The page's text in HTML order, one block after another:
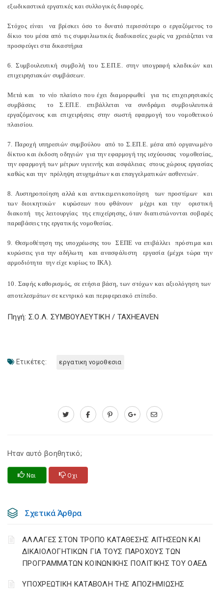
εξωδικαστικά εργατικές και συλλογικές διαφορές.
Στόχος είναι να βρίσκει όσο το δυνατό περισσότερο ο εργαζόμενος το
δίκιο του μέσα από τις συμφιλιωτικές διαδικασίες χωρίς να χρειάζεται να
προσφεύγει στα δικαστήρια
6. Συμβουλευτική συμβολή του Σ.ΕΠ.Ε. στην υπογραφή κλαδικών και
επιχειρησιακών συμβάσεων.
Μετά και το νέο πλαίσιο που έχει διαμορφωθεί για τις επιχειρησιακές
συμβάσεις το Σ.ΕΠ.Ε. επιβάλλεται να συνδράμει συμβουλευτικά
εργαζόμενους και επιχειρήσεις στην σωστή εφαρμογή του νομοθετικού
πλαισίου.
7. Παροχή υπηρεσιών συμβούλου από το Σ.ΕΠ.Ε. μέσα από οργανωμένο
δίκτυο και έκδοση οδηγιών για την εφαρμογή της ισχύουσας νομοθεσίας,
την εφαρμογή των μέτρων υγιεινής και ασφάλειας στους χώρους εργασίας
καθώς και την πρόληψη ατυχημάτων και επαγγελματικών ασθενειών.
8. Αυστηροποίηση αλλά και αντικειμενικοποίηση των προστίμων και
των διοικητικών κυρώσεων που φθάνουν μέχρι και την οριστική
διακοπή της λειτουργίας της επιχείρησης, όταν διαπιστώνονται σοβαρές
παραβάσεις της εργατικής νομοθεσίας.
9. Θεσμοθέτηση της υποχρέωσης του ΣΕΠΕ να επιβάλλει πρόστιμα και
κυρώσεις για την αδήλωτη και ανασφάλιστη εργασία (μέχρι τώρα την
αρμοδιότητα την είχε κυρίως το ΙΚΑ).
10. Σαφής καθορισμός, σε ετήσια βάση, των στόχων και αξιολόγηση των
αποτελεσμάτων σε κεντρικό και περιφερειακό επίπεδο.
Πηγή: Σ.Ο.Λ. ΣΥΜΒΟΥΛΕΥΤΙΚΗ / TAXHEAVEN
Ετικέτες: εργατικη νομοθεσια
Ηταν αυτό βοηθητικό;
Ναι Οχι
Σχετικά Άρθρα
ΑΛΛΑΓΕΣ ΣΤΟΝ ΤΡΟΠΟ ΚΑΤΑΘΕΣΗΣ ΑΙΤΗΣΕΩΝ ΚΑΙ
ΔΙΚΑΙΟΛΟΓΗΤΙΚΩΝ ΓΙΑ ΤΟΥΣ ΠΑΡΟΧΟΥΣ ΤΩΝ
ΠΡΟΓΡΑΜΜΑΤΩΝ ΚΟΙΝΩΝΙΚΗΣ ΠΟΛΙΤΙΚΗΣ ΤΟΥ ΟΑΕΔ
YΠΟΧΡΕΩΤΙΚΗ ΚΑΤΑΒΟΛΗ ΤΗΣ ΑΠΟΖΗΜΙΩΣΗΣ